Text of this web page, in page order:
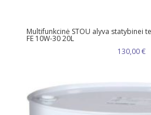
Multifunkcinė STOU alyva statybinei
FE 10W-30 20L
130,00€